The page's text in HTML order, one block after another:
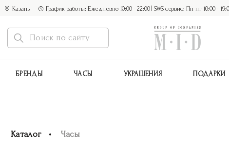
Казань График работы: Ежедневно 10:00 - 22:00 | SWS сервис: Пн-пт 10:00 -
БРЕНДЫ ЧАСЫ УКРАШЕНИЯ ПОДАРКИ
Каталог Часы